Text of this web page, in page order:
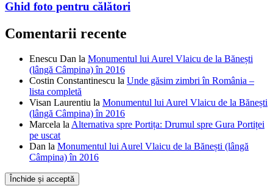
Ghid foto pentru călători
Comentarii recente
Enescu Dan la Monumentul lui Aurel Vlaicu de la Bănești
(lângă Câmpina) în 2016
Costin Constantinescu la Unde găsim zimbri în România –
lista completă
Visan Laurentiu la Monumentul lui Aurel Vlaicu de la Bănești
(lângă Câmpina) în 2016
Marcela laAlternativa spre Portița: Drumul spre Gura Portiței
pe uscat
Dan la Monumentul lui Aurel Vlaicu de la Bănești (lângă
Câmpina) în 2016